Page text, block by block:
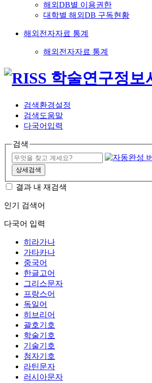
해외DB별 이용권한
대학별 해외DB 구독현황
해외전자자료 통계
해외전자자료 통계
검색환경설정
검색도움말
다국어입력
검색
상세검색
결과 내 재검색
인기 검색어
다국어 입력
히라가나
가타카나
중국어
한글고어
그리스문자
프랑스어
독일어
히브리어
괄호기호
학술기호
기술기호
첨자기호
라틴문자
러시아문자